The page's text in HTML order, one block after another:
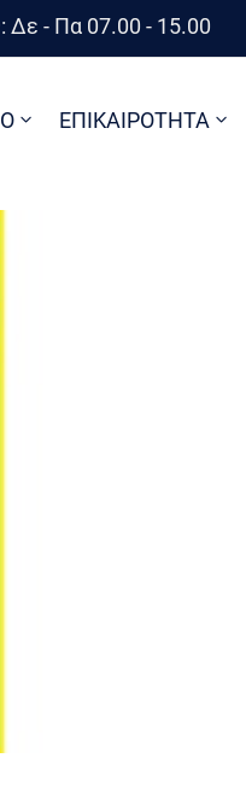
Δε - Πα 07.00 - 15.00
ΕΠΙΚΑΙΡΟΤΗΤΑ